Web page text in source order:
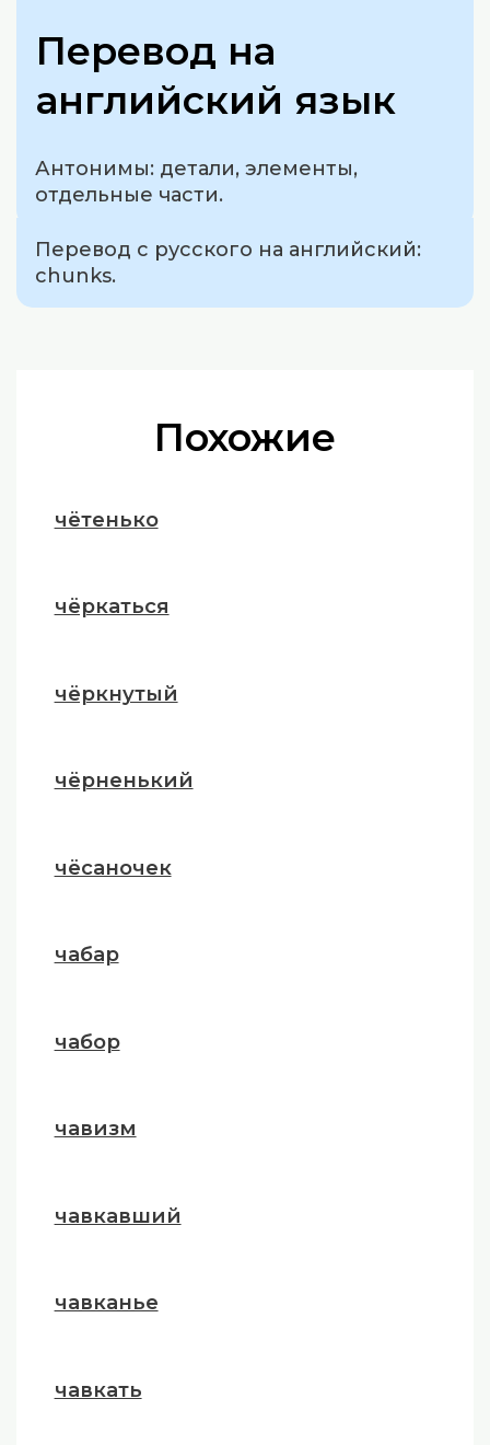
Перевод на
английский язык
Антонимы: детали, элементы,
отдельные части.
Перевод с русского на английский:
chunks.
Похожие
чётенько
чёркаться
чёркнутый
чёрненький
чёсаночек
чабар
чабор
чавизм
чавкавший
чавканье
чавкать